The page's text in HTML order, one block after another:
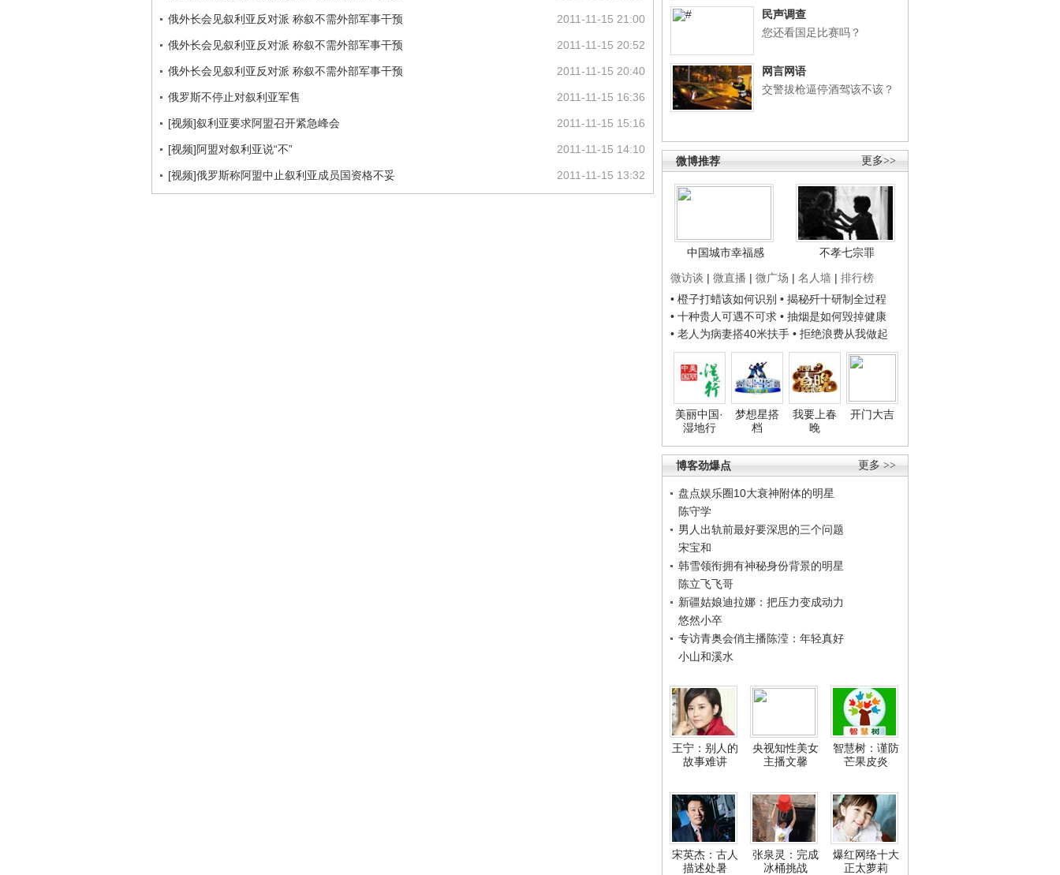
民声调查
您还看国足比赛吗？
网言网语
交警拔枪逼停酒驾该不该？
更多>>
微博推荐
中国城市幸福感
不孝七宗罪
微访谈 | 微直播 | 微广场 | 名人墙 | 排行榜
• 橙子打蜡该如何识别 • 揭秘歼十研制全过程
• 十种贵人可遇不可求 • 抽烟是如何毁掉健康
• 老人为病妻搭40米扶手 • 拒绝浪费从我做起
美丽中国·
湿地行
梦想星搭
档
我要上春
晚
开门大吉
更多 >>
博客劲爆点
盘点娱乐圈10大衰神附体的明星
陈守学
男人出轨前最好要深思的三个问题
宋宝和
韩雪领衔拥有神秘身份背景的明星
陈立飞飞哥
新疆姑娘迪拉娜：把压力变成动力
悠然小卒
专访青奥会俏主播陈滢：年轻真好
小山和溪水
王宁：别人的
故事难讲
央视知性美女
主播文馨
智慧树：谨防
芒果皮炎
宋英杰：古人
描述处暑
张泉灵：完成
冰桶挑战
爆红网络十大
正太萝莉
2011-11-15 21:00
俄外长会见叙利亚反对派 称叙不需外部军事干预
2011-11-15 20:52
俄外长会见叙利亚反对派 称叙不需外部军事干预
2011-11-15 20:40
俄外长会见叙利亚反对派 称叙不需外部军事干预
2011-11-15 16:36
俄罗斯不停止对叙利亚军售
2011-11-15 15:16
[视频]叙利亚要求阿盟召开紧急峰会
2011-11-15 14:10
[视频]阿盟对叙利亚说“不”
2011-11-15 13:32
[视频]俄罗斯称阿盟中止叙利亚成员国资格不妥